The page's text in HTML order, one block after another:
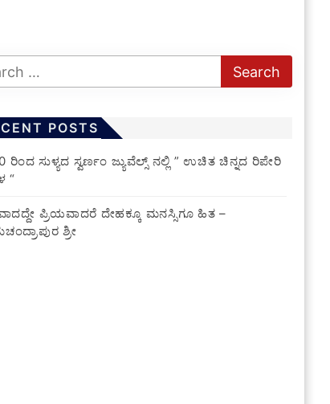
POSTS
ರಿಂದ ಸುಳ್ಯದ ಸ್ವರ್ಣಂ ಜ್ಯುವೆಲ್ಸ್ ನಲ್ಲಿ ” ಉಚಿತ ಚಿನ್ನದ ರಿಪೇರಿ
“
ಪ್ರಿಯವಾದರೆ ದೇಹಕ್ಕೂ ಮನಸ್ಸಿಗೂ ಹಿತ –
ಶ್ರೀ